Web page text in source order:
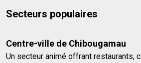
Secteurs populaires
Centre-ville de Chibougamau
Un secteur animé offrant restaurants,